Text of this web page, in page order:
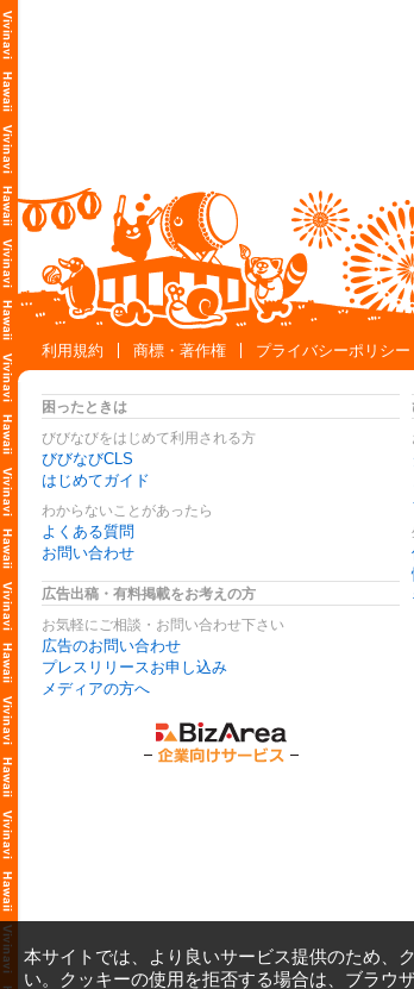
利用規約
商標・著作権 プライバシーポリシー
困ったときは
びびなびをはじめて利用される方
びびなびCLS
はじめてガイド
わからないことがあったら
よくある質問
お問い合わせ
広告出稿・有料掲載をお考えの方
お気軽にご相談・お問い合わせ下さい
広告のお問い合わせ
プレスリリースお申し込み
メディアの方へ
本サイトでは、より良いサービス提供のため、
い。クッキーの使用を拒否する場合は、ブラウ